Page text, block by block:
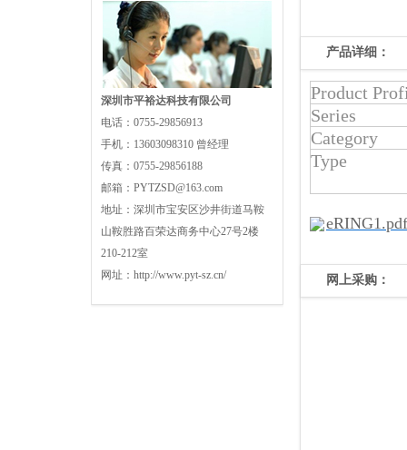
深圳市平裕达科技有限公司
电话： 0755-29856913
手机： 13603098310 曾经理
传真： 0755-29856188
邮箱： PYTZSD@163.com
地址： 深圳市宝安区沙井街道马鞍
山鞍胜路百荣达商务中心27号2楼
210-212室
网址： http://www.pyt-sz.cn/
产品详细：
Product
Series
Category
Type
eRING1.pdf
网上采购：